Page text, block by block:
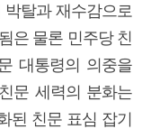
탈과 재수감으로
은 물론 민주당 친
대통령의 의중을
문 세력의 분화는
된 친문 표심 잡기